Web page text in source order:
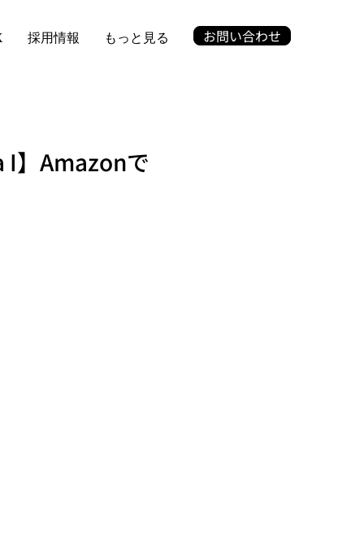
採用情報 もっと見る お問い合わせ
I】Amazonで